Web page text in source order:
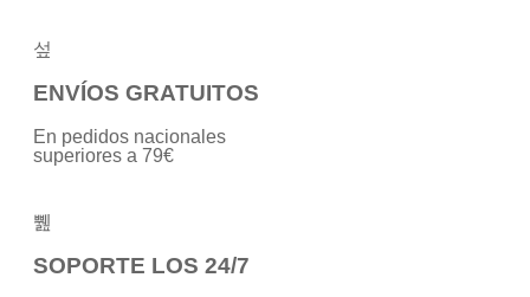
ENVÍOS GRATUITOS
En pedidos nacionales
superiores a 79€
SOPORTE LOS 24/7